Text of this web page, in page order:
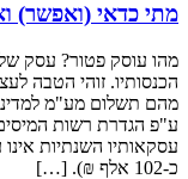
מתי כדאי (ואפשר)
מהו עוסק פטור? עסק
הכנסותיו. זוהי הטבה
מהם תשלום מע"מ
ע"פ הגדרת רשות
כ-102 אלף ₪). […]